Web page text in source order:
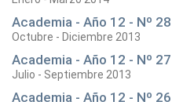
Academia - Año 12 - Nº 28
Octubre - Diciembre 2013
Academia - Año 12 - Nº 27
Julio - Septiembre 2013
Academia - Año 12 - Nº 26